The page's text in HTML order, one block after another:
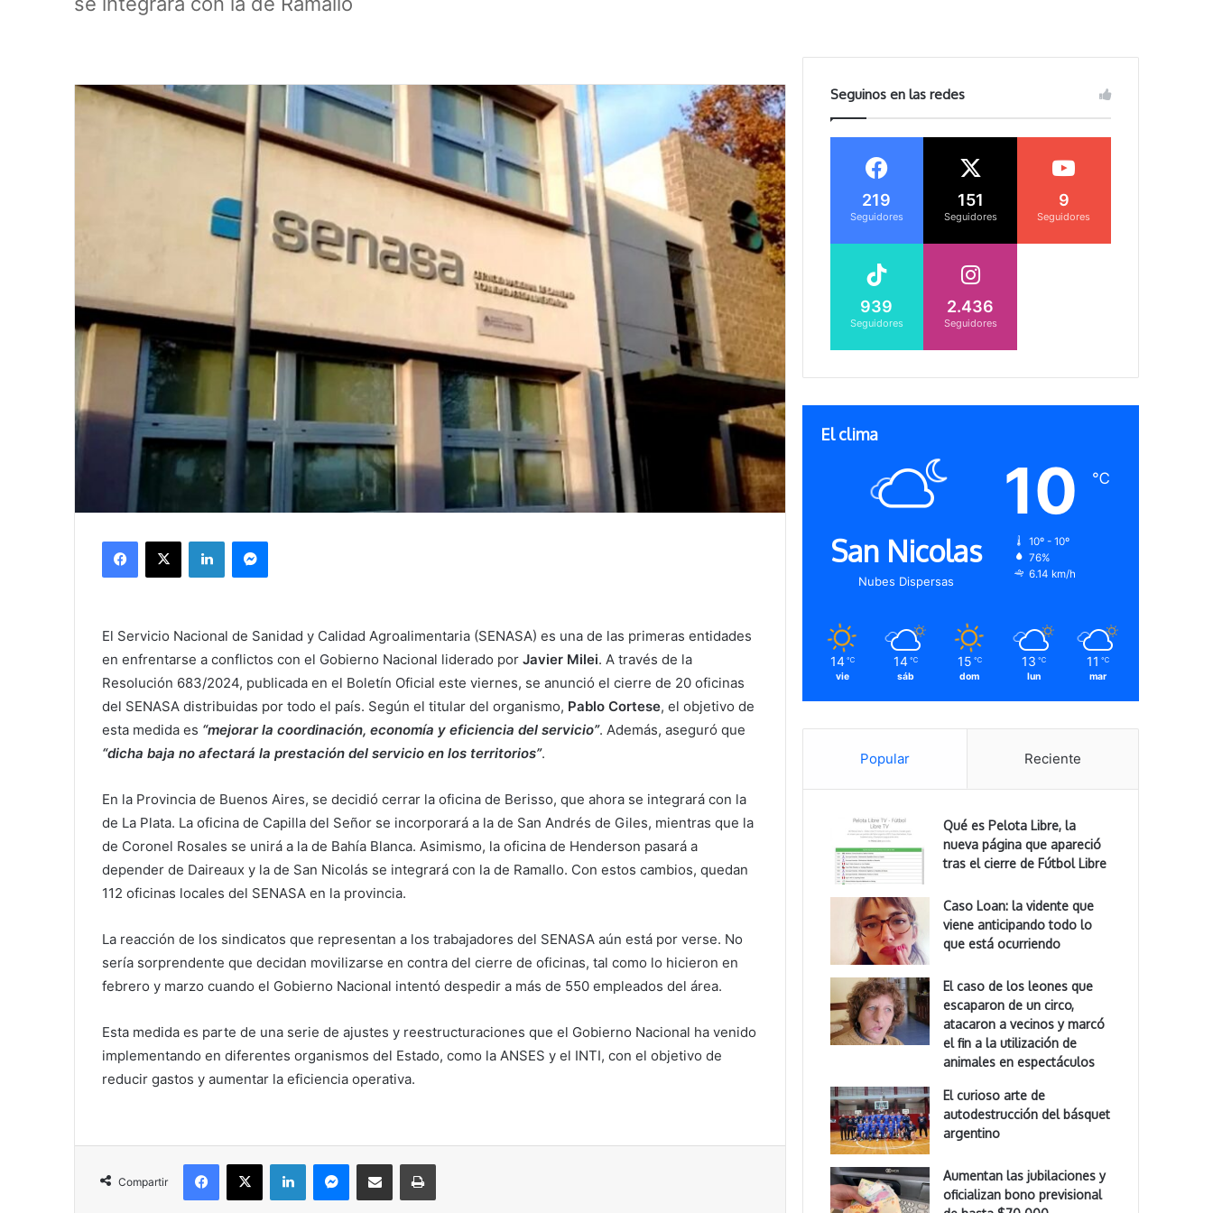
X LinkedIn
El Servicio Nacional de Sanidad y Calidad Agroalimentaria (SENASA) es una de las primeras entidades
en enfrentarse a conflictos con el Gobierno Nacional liderado porJavier Milei. A través de la
Resolución 683/2024, publicada en el Boletín Oficial este viernes, se anunció el cierre de 20 oficinas
del SENASA distribuidas por todo el país. Según el titular del organismo, Pablo Cortese, el objetivo de
esta medida es “mejorar la coordinación, economía y eficiencia del servicio”. Además, aseguró que
“dicha baja no afectará la prestación del servicio en los territorios”.
En la Provincia de Buenos Aires, se decidió cerrar la oficina de Berisso, que ahora se integrará con la
de La Plata. La oficina de Capilla del Señor se incorporará a la de San Andrés de Giles, mientras que la
de Coronel Rosales se unirá a la de Bahía Blanca. Asimismo, la oficina de Henderson pasará a
depender de Daireaux y la de San Nicolás se integrará con la de Ramallo. Con estos cambios, quedan
112 oficinas locales del SENASA en la provincia.
La reacción de los sindicatos que representan a los trabajadores del SENASA aún está por verse. No
sería sorprendente que decidan movilizarse en contra del cierre de oficinas, tal como lo hicieron en
febrero y marzo cuando el Gobierno Nacional intentó despedir a más de 550 empleados del área.
Esta medida es parte de una serie de ajustes y reestructuraciones que el Gobierno Nacional ha venido
implementando en diferentes organismos del Estado, como la ANSES y el INTI, con el objetivo de
reducir gastos y aumentar la eficiencia operativa.
Compartir
X LinkedIn Compartir vía correo electrónico
Seguinos en las redes
219
Seguidores
151
Seguidores
9
Seguidores
939
Seguidores
2.436
Seguidores
El clima
San Nicolas
Nubes Dispersas
10 ℃
10º - 10º
76%
6.14 km/h
14 ℃
vie
14 ℃
sáb
15 ℃
dom
13 ℃
lun
11 ℃
mar
Popular Reciente
Qué es Pelota Libre, la
nueva página que apareció
tras el cierre de Fútbol Libre
Caso Loan: la vidente que
viene anticipando todo lo
que está ocurriendo
El caso de los leones que
escaparon de un circo,
atacaron a vecinos y marcó
el fin a la utilización de
animales en espectáculos
El curioso arte de
autodestrucción del básquet
argentino
Aumentan las jubilaciones y
oficializan bono previsional